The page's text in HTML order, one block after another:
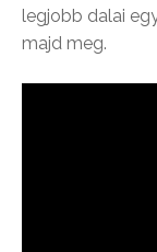
legjobb dalai
majd meg.